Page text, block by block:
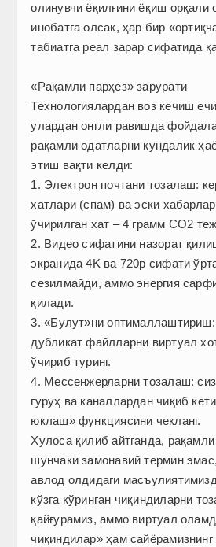
олинувчи ёқилғини ёқиш орқали
инобатга олсак, ҳар бир
табиатга реал зарар сифатида
«Рақамли парҳез» зарурати
Технологиялардан воз кечиш
улардан онгли равишда
рақамли одатларни кундалик
этиш вақти келди:
1. Электрон почтани тозалаш:
хатлари (спам) ва эски
ўчирилган хат – 4 грамм CO2
2. Видео сифатини назорат
экранида 4K ва 720p сифати
сезилмайди, аммо энергия
қилади.
3. «Булут»ни оптималлаштириш:
дубликат файлларни виртуал
ўчириб туринг.
4. Мессенжерларни тозалаш:
гуруҳ ва каналлардан чиқиб
юклаш» функциясини чекланг.
Хулоса қилиб айтганда,
шунчаки замонавий термин
авлод олдидаги
кўзга кўринган чиқиндиларни
қайғурамиз, аммо виртуал
чиқиндилар» ҳам